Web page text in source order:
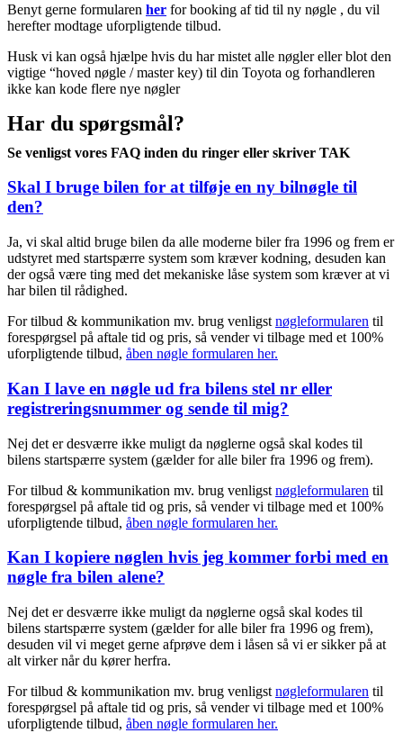
Benyt gerne formularen her for booking af tid til ny nøgle , du vil
herefter modtage uforpligtende tilbud.
Husk vi kan også hjælpe hvis du har mistet alle nøgler eller blot den
vigtige “hoved nøgle / master key) til din Toyota og forhandleren
ikke kan kode flere nye nøgler
Har du spørgsmål?
Se venligst vores FAQ inden du ringer eller skriver TAK
Skal I bruge bilen for at tilføje en ny bilnøgle til
den?
Ja, vi skal altid bruge bilen da alle moderne biler fra 1996 og frem er
udstyret med startspærre system som kræver kodning, desuden kan
der også være ting med det mekaniske låse system som kræver at vi
har bilen til rådighed.
For tilbud & kommunikation mv. brug venligst nøgleformularen til
forespørgsel på aftale tid og pris, så vender vi tilbage med et 100%
uforpligtende tilbud, åben nøgle formularen her.
Kan I lave en nøgle ud fra bilens stel nr eller
registreringsnummer og sende til mig?
Nej det er desværre ikke muligt da nøglerne også skal kodes til
bilens startspærre system (gælder for alle biler fra 1996 og frem).
For tilbud & kommunikation mv. brug venligst nøgleformularen til
forespørgsel på aftale tid og pris, så vender vi tilbage med et 100%
uforpligtende tilbud, åben nøgle formularen her.
Kan I kopiere nøglen hvis jeg kommer forbi med en
nøgle fra bilen alene?
Nej det er desværre ikke muligt da nøglerne også skal kodes til
bilens startspærre system (gælder for alle biler fra 1996 og frem),
desuden vil vi meget gerne afprøve dem i låsen så vi er sikker på at
alt virker når du kører herfra.
For tilbud & kommunikation mv. brug venligst nøgleformularen til
forespørgsel på aftale tid og pris, så vender vi tilbage med et 100%
uforpligtende tilbud, åben nøgle formularen her.